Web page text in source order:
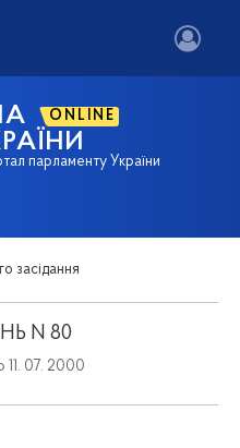
ONLINE
парламенту України
засідання
N 80
11. 07. 2000